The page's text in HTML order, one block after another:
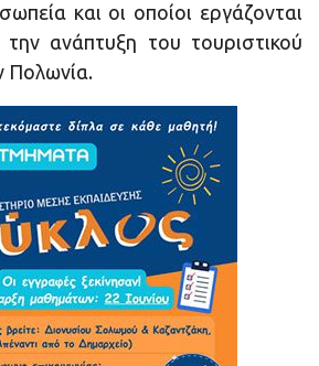
και οι οποίοι εργάζονται
την ανάπτυξη του τουριστικού
Πολωνία.